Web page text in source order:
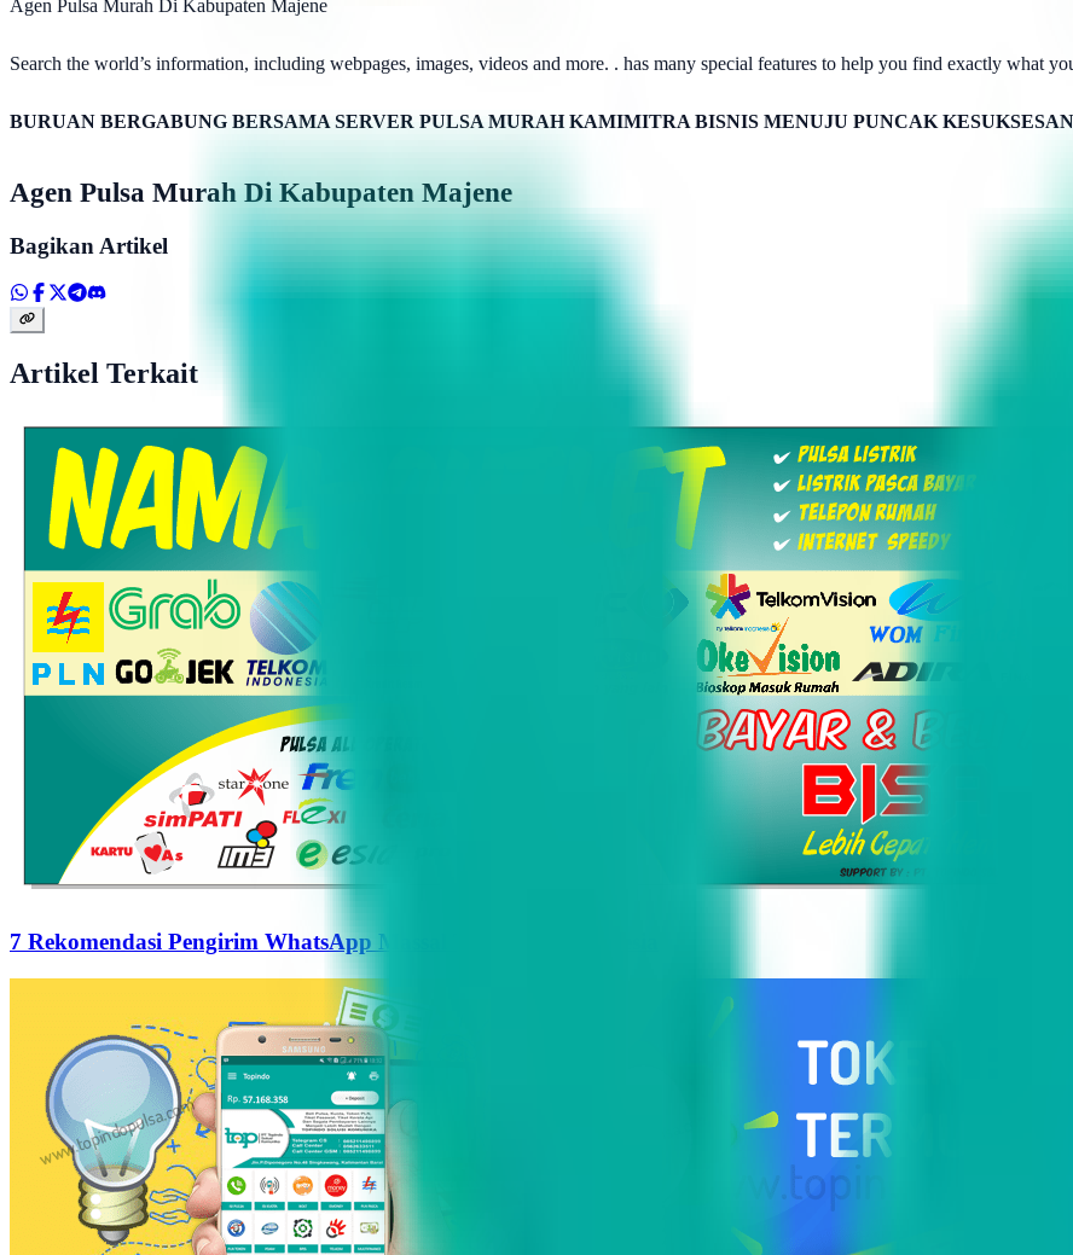
Agen Pulsa Murah Di Kabupaten Majene
Search the world’s information, including webpages, images, videos and more. . has many special features to help you find exactly what
BURUAN BERGABUNG BERSAMA SERVER PULSA MURAH KAMIMITRA BISNIS MENUJU PUNCAK KESUKSESAN
Agen Pulsa Murah Di Kabupaten Majene
Bagikan Artikel
Artikel Terkait
7 Rekomendasi Pengirim WhatsApp Massal Terbaik di Indonesia